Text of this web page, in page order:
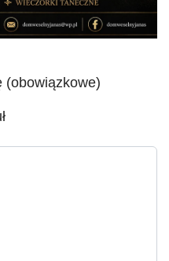
(obowiązkowe)